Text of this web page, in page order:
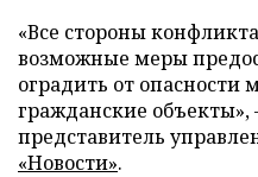
«Все стороны
возможные меры
оградить от
гражданские
представитель
«Новости».